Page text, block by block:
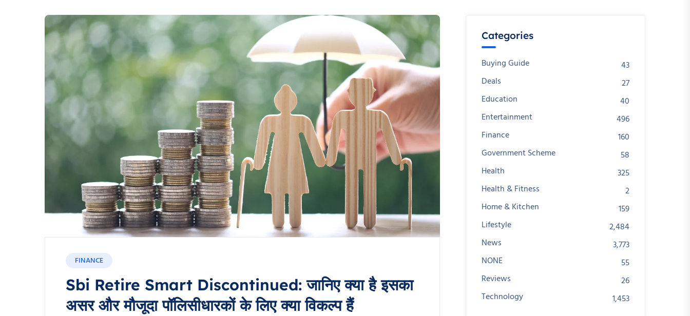
FINANCE
Sbi Retire Smart Discontinued: जानिए क्या है इसका
असर और मौजूदा पॉलिसीधारकों के लिए क्या विकल्प हैं
Categories
Buying Guide
43
Deals
27
Education
40
Entertainment
496
Finance
160
Government Scheme
58
Health
325
Health & Fitness
2
Home & Kitchen
159
Lifestyle
2,484
News
3,773
NONE
55
Reviews
26
Technology
1,453